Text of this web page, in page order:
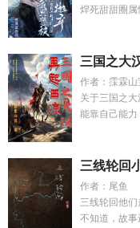
焊死甜甜圈
三国之大
作者：霂霖山
关于三国之
能靠自己能
三线轮回
作者：尾鱼
三线轮回他
不知道，故